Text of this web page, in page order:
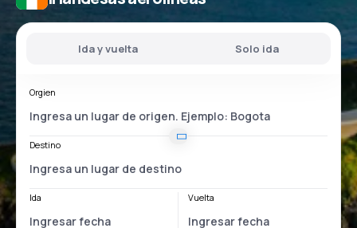
Ida y vuelta Solo ida
Orgien
Destino
Ida Vuelta